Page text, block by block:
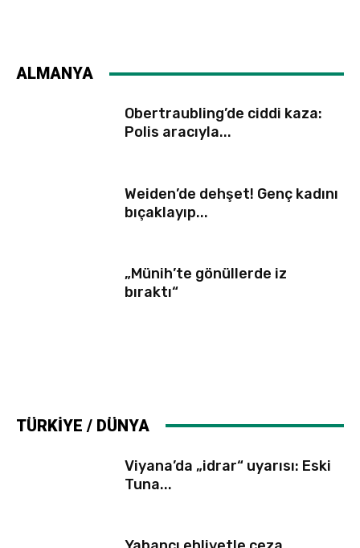
ALMANYA
Obertraubling’de ciddi kaza:
Polis aracıyla...
Weiden’de dehşet! Genç kadını
bıçaklayıp...
„Münih’te gönüllerde iz
bıraktı“
TÜRKİYE / DÜNYA
Viyana’da „idrar“ uyarısı: Eski
Tuna...